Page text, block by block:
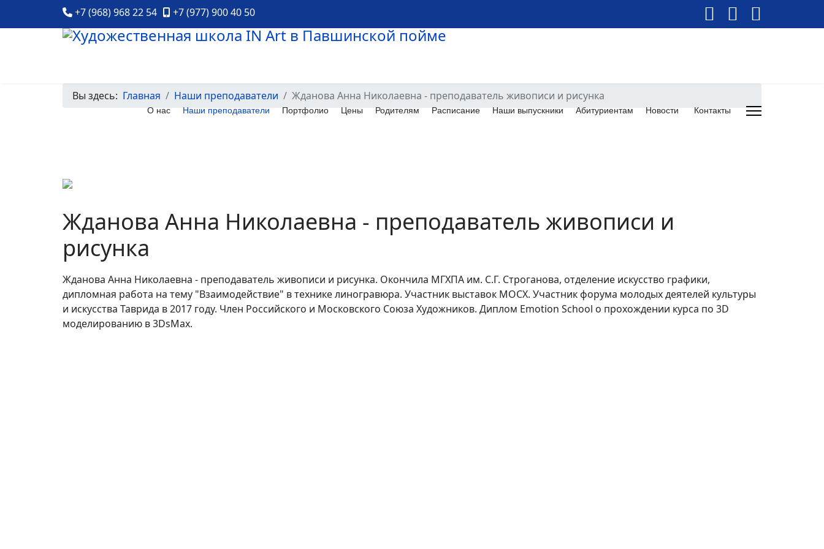
+7 (968) 968 22 54 +7 (977) 900 40 50
О нас Наши преподаватели Портфолио Цены Родителям Расписание Наши выпускники Абитуриентам Новости Контакты
Вы здесь: Главная Наши преподаватели Жданова Анна Николаевна - преподаватель живописи и рисунка
Жданова Анна Николаевна - преподаватель живописи и
рисунка
Жданова Анна Николаевна - преподаватель живописи и рисунка. Окончила МГХПА им. С.Г. Строганова, отделение искусство графики,
дипломная работа на тему "Взаимодействие" в технике линогравюра. Участник выставок МОСХ. Участник форума молодых деятелей культуры
и искусства Таврида в 2017 году. Член Российского и Московского Союза Художников. Диплом Emotion School о прохождении курса по 3D
моделированию в 3DsMax.